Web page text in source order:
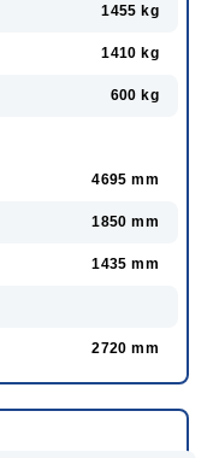
1455 kg
1410 kg
600 kg
4695 mm
1850 mm
1435 mm
2720 mm